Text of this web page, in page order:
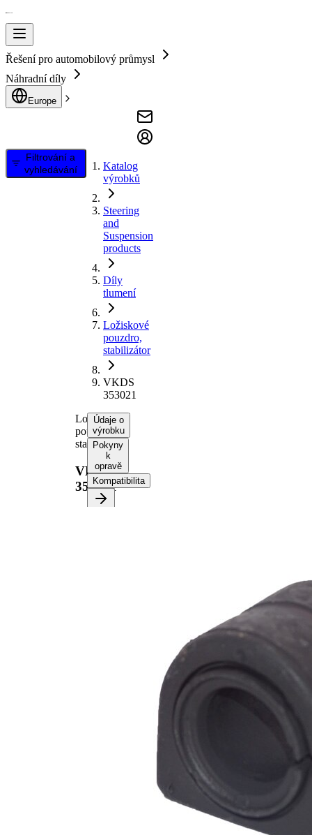
Řešení pro automobilový průmysl
Náhradní díly
Europe
Filtrování a
vyhledávání
Katalog
výrobků
Steering
and
Suspension
products
Díly
tlumení
Ložiskové
pouzdro,
stabilizátor
VKDS
353021
Ložiskové
pouzdro,
stabilizátor
VKDS
353021
Údaje o
výrobku
Pokyny
k
opravě
Kompatibilita